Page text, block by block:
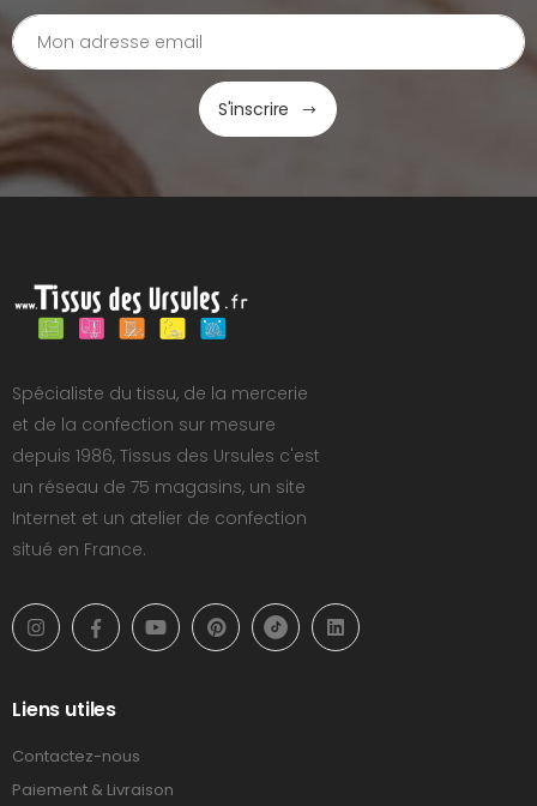
S'inscrire
Spécialiste du tissu, de la mercerie
et de la confection sur mesure
depuis 1986, Tissus des Ursules c'est
un réseau de 75 magasins, un site
Internet et un atelier de confection
situé en France.
Liens utiles
Contactez-nous
Paiement & Livraison